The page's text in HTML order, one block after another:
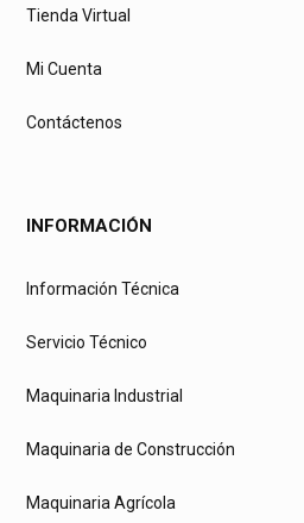
Tienda Virtual
Mi Cuenta
Contáctenos
INFORMACIÓN
Información Técnica
Servicio Técnico
Maquinaria Industrial
Maquinaria de Construcción
Maquinaria Agrícola